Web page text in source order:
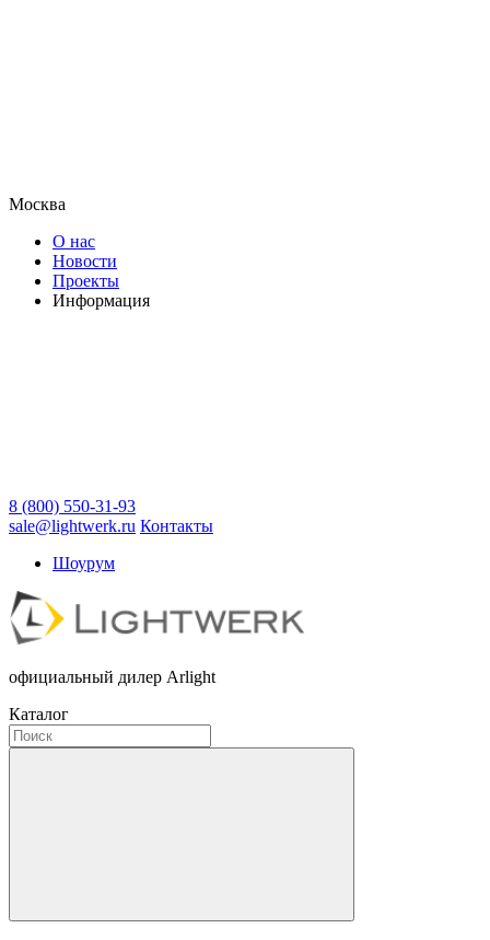
Москва
О нас
Новости
Проекты
Информация
8 (800) 550-31-93
sale@lightwerk.ru Контакты
Шоурум
официальный дилер Arlight
Каталог